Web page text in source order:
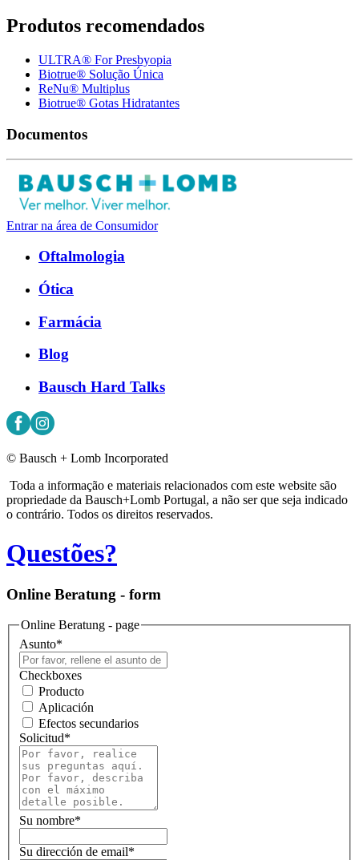
Produtos recomendados
ULTRA® For Presbyopia
Biotrue® Solução Única
ReNu® Multiplus
Biotrue® Gotas Hidratantes
Documentos
Entrar na área de Consumidor
Oftalmologia
Ótica
Farmácia
Blog
Bausch Hard Talks
© Bausch + Lomb Incorporated
Toda a informação e materiais relacionados com este website são
propriedade da Bausch+Lomb Portugal, a não ser que seja indicado
o contrário. Todos os direitos reservados.
Questões?
Online Beratung - form
Online Beratung - page
Asunto*
Checkboxes
Producto
Aplicación
Efectos secundarios
Solicitud*
Su nombre*
Su dirección de email*